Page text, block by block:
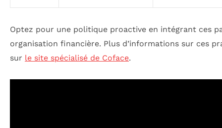
Optez pour une politique proactive en intégrant ces
organisation financière. Plus d’informations sur ces
sur le site spécialisé de Coface.